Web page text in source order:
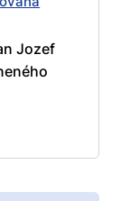
Jozef